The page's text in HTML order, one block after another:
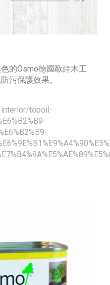
的Osmo德國歐詩木工
污保護效果。
topoil-